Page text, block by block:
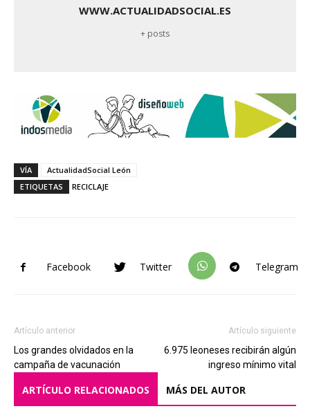
WWW.ACTUALIDADSOCIAL.ES
+ posts
VÍA
ActualidadSocial León
ETIQUETAS
RECICLAJE
Facebook Twitter Telegram
Artículo anterior
Los grandes olvidados en la
campaña de vacunación
Artículo siguiente
6.975 leoneses recibirán algún
ingreso mínimo vital
ARTÍCULO RELACIONADOS MÁS DEL AUTOR